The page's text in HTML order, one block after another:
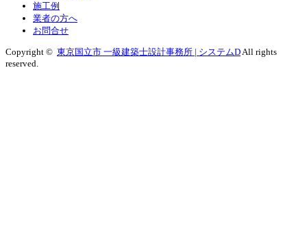
施工例
業者の方へ
お問合せ
Copyright © 東京国立市 一級建築士設計事務所 | システムDAll rights
reserved.